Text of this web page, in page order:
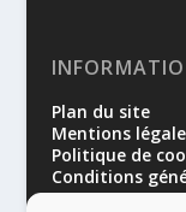
Plan du site
Mentions
Politique de
Conditions